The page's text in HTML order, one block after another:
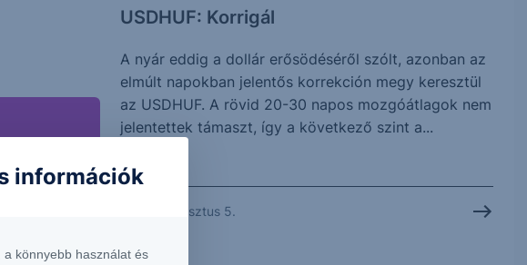
USDHUF: Korrigál
A nyár eddig a dollár erősödéséről szólt, azonban az
elmúlt napokban jelentős korrekción megy keresztül
az USDHUF. A rövid 20-30 napos mozgóátlagok nem
jelentettek támaszt, így a következő szint a...
2026. augusztus 5.
információk
könnyebb használat és